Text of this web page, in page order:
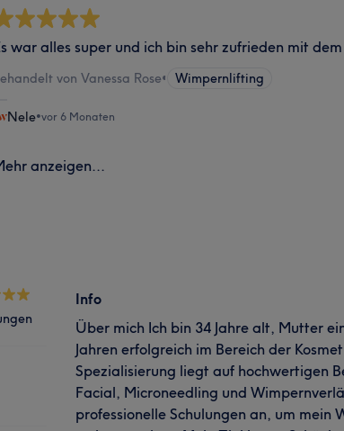
war alles super und ich bin sehr zufrieden mit
von Vanessa Rose• Wimpernlifting
Nele•vor 6 Monaten
anzeigen...
Info
Über mich Ich bin 34 Jahre alt, Mutter
Jahren erfolgreich im Bereich der
Spezialisierung liegt auf hochwertigen
Facial, Microneedling und
professionelle Schulungen an, um mein